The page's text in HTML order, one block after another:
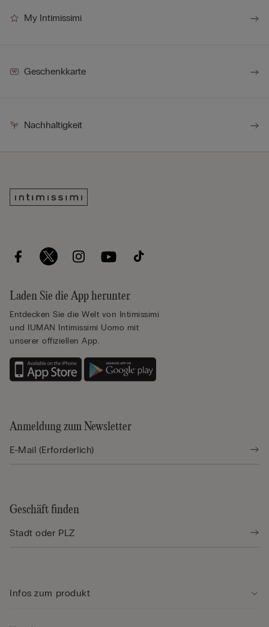
My Intimissimi
Geschenkkarte
Nachhaltigkeit
Laden Sie die App herunter
Entdecken Sie die Welt von Intimissimi
und IUMAN Intimissimi Uomo mit
unserer offiziellen App.
Anmeldung zum Newsletter
Geschäft finden
Infos zum produkt